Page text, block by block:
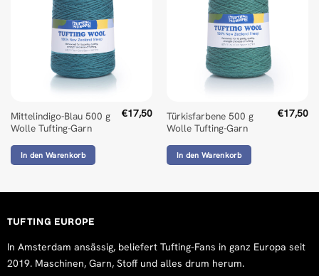
Mittelindigo-Blau 500 g
Wolle Tufting-Garn
€17,50
In den Warenkorb
Türkisfarbene 500 g
Wolle Tufting-Garn
€17,50
In den Warenkorb
TUFTING EUROPE
In Amsterdam ansässig, beliefert Tufting-Fans in ganz Europa seit
2019. Maschinen, Garn, Stoff und alles drum herum.